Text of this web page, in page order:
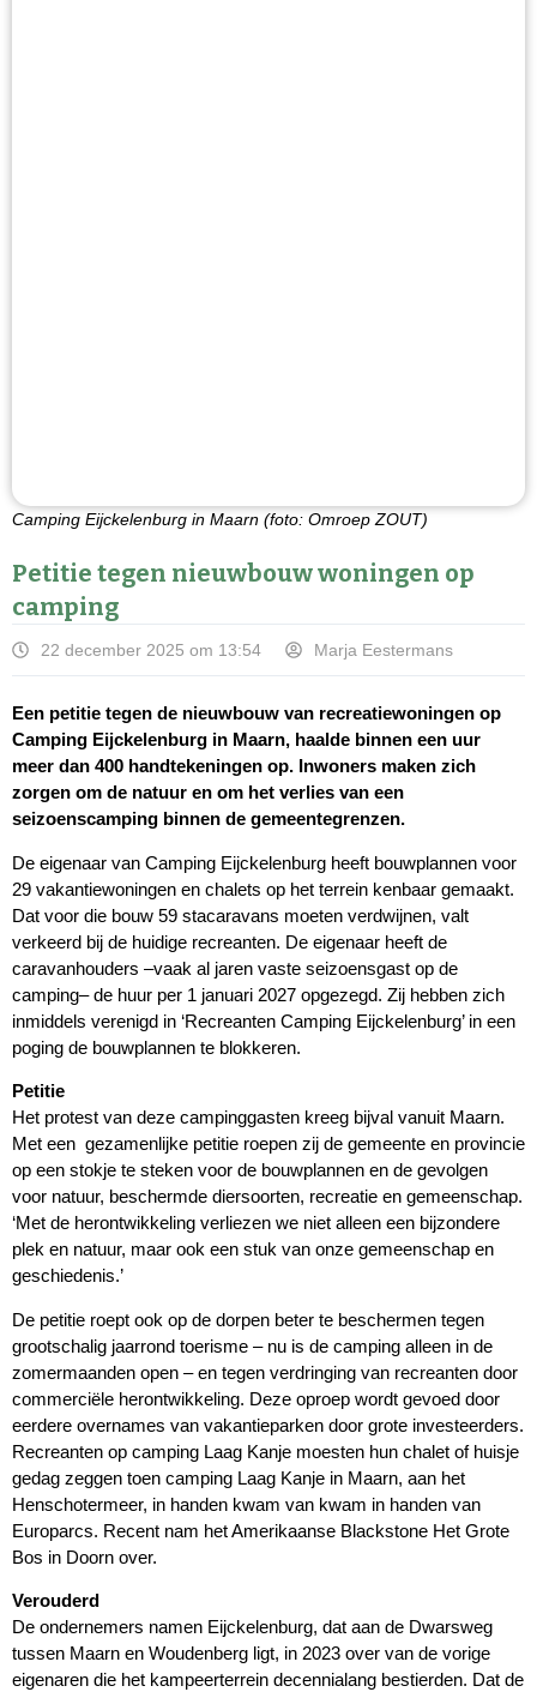
Camping Eijckelenburg in Maarn (foto: Omroep ZOUT)
Petitie tegen nieuwbouw woningen op
camping
22 december 2025 om 13:54 Marja Eestermans
Een petitie tegen de nieuwbouw van recreatiewoningen op
Camping Eijckelenburg in Maarn, haalde binnen een uur
meer dan 400 handtekeningen op. Inwoners maken zich
zorgen om de natuur en om het verlies van een
seizoenscamping binnen de gemeentegrenzen.
De eigenaar van Camping Eijckelenburg heeft bouwplannen voor
29 vakantiewoningen en chalets op het terrein kenbaar gemaakt.
Dat voor die bouw 59 stacaravans moeten verdwijnen, valt
verkeerd bij de huidige recreanten. De eigenaar heeft de
caravanhouders –vaak al jaren vaste seizoensgast op de
camping– de huur per 1 januari 2027 opgezegd. Zij hebben zich
inmiddels verenigd in ‘Recreanten Camping Eijckelenburg’ in een
poging de bouwplannen te blokkeren.
Petitie
Het protest van deze campinggasten kreeg bijval vanuit Maarn.
Met een gezamenlijke petitie roepen zij de gemeente en provincie
op een stokje te steken voor de bouwplannen en de gevolgen
voor natuur, beschermde diersoorten, recreatie en gemeenschap.
‘Met de herontwikkeling verliezen we niet alleen een bijzondere
plek en natuur, maar ook een stuk van onze gemeenschap en
geschiedenis.’
De petitie roept ook op de dorpen beter te beschermen tegen
grootschalig jaarrond toerisme – nu is de camping alleen in de
zomermaanden open – en tegen verdringing van recreanten door
commerciële herontwikkeling. Deze oproep wordt gevoed door
eerdere overnames van vakantieparken door grote investeerders.
Recreanten op camping Laag Kanje moesten hun chalet of huisje
gedag zeggen toen camping Laag Kanje in Maarn, aan het
Henschotermeer, in handen kwam van kwam in handen van
Europarcs. Recent nam het Amerikaanse Blackstone Het Grote
Bos in Doorn over.
Verouderd
De ondernemers namen Eijckelenburg, dat aan de Dwarsweg
tussen Maarn en Woudenberg ligt, in 2023 over van de vorige
eigenaren die het kampeerterrein decennialang bestierden. Dat de